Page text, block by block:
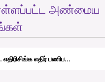
அண்மைய
எதிர் பணிப...